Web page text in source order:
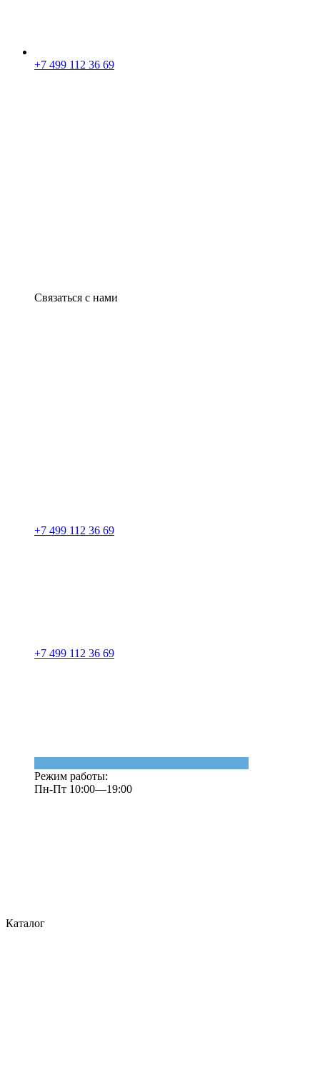
+7 499 112 36 69
Связаться с нами
+7 499 112 36 69
+7 499 112 36 69
Режим работы:
Пн-Пт 10:00—19:00
Каталог